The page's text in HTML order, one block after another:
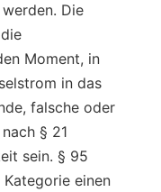
Die
Moment, in
in das
falsche oder
§ 21
sein. § 95
einen